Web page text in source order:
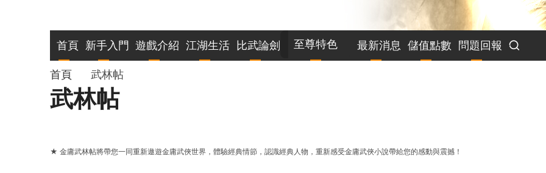
主
導
覽
首頁 新手入門 遊戲介紹 江湖生活 比武論劍 至尊特色 最新消息 儲值點數 問題回報
導
航
結
首頁 武林帖
武林帖
★ 金庸武林帖將帶您一同重新遨遊金庸武俠世界，體驗經典情節，認識經典人物，重新感受金庸武俠小說帶給您的感動與震撼！